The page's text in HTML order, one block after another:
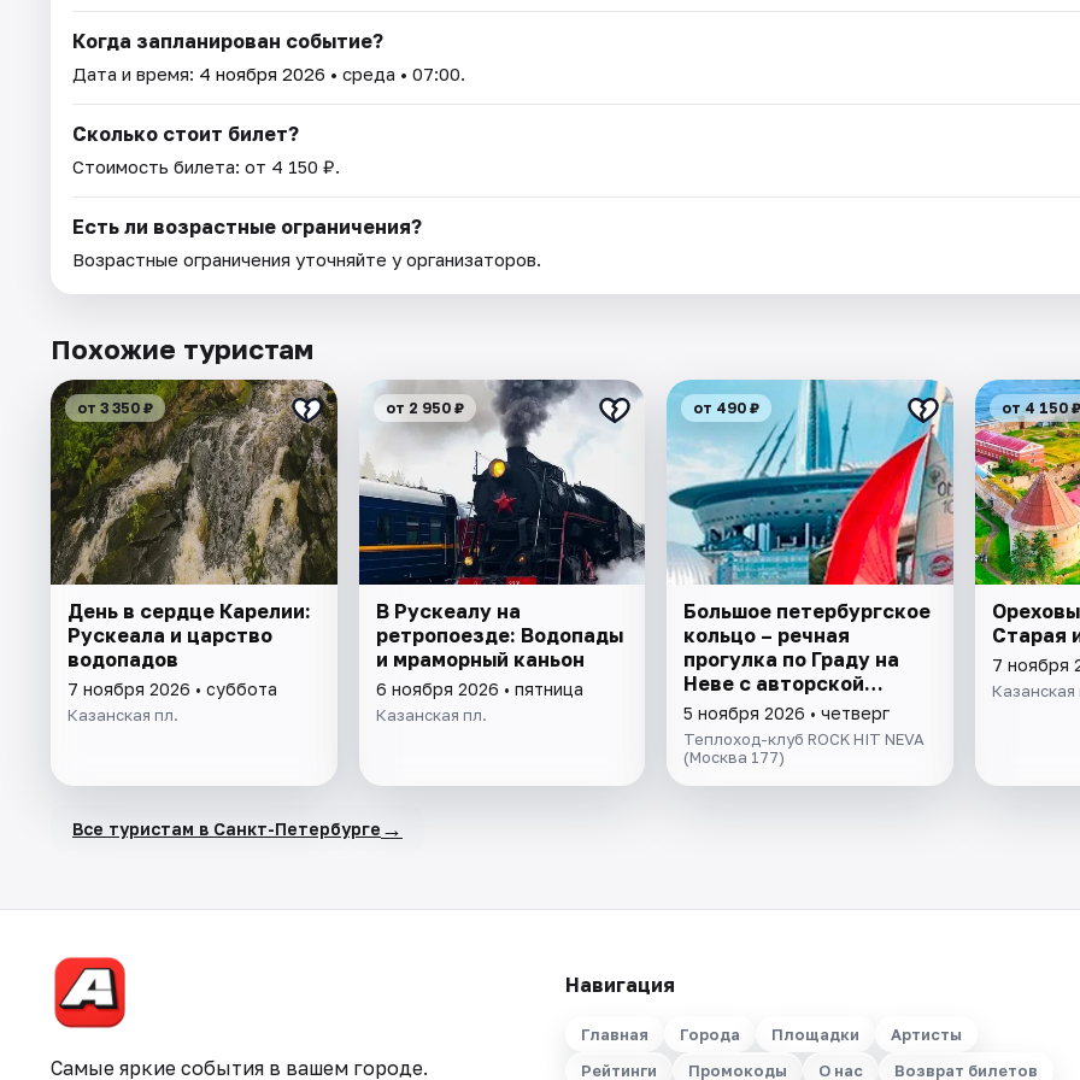
Когда запланирован событие?
Дата и время: 4 ноября 2026 • среда • 07:00.
Сколько стоит билет?
Стоимость билета: от 4 150 ₽.
Есть ли возрастные ограничения?
Возрастные ограничения уточняйте у организаторов.
Похожие туристам
от 3 350 ₽
День в сердце Карелии:
Рускеала и царство
водопадов
7 ноября 2026 • суббота
Казанская пл.
от 2 950 ₽
В Рускеалу на
ретропоезде: Водопады
и мраморный каньон
6 ноября 2026 • пятница
Казанская пл.
от 490 ₽
Большое петербургское
кольцо – речная
прогулка пo Граду на
Неве с авторской
экскурсией и живой
музыкой в тёплом
салоне теплохода
5 ноября 2026 • четверг
Теплоход-клуб ROCK HIT NEVA
(Москва 177)
от 4 150 ₽
Старая
7 ноября
Казанская
Все туристам в Санкт-Петербурге →
Самые яркие события в вашем городе.
Навигация
Главная Города Площадки
Артисты
Рейтинги
Промокоды О нас Возврат билетов